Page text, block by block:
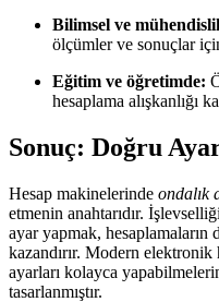
Bilimsel ve
ölçümler ve sonuçlar
Eğitim ve öğretimde:
hesaplama alışkanlığı
Sonuç: Doğru
Hesap makinelerinde ondalık
etmenin anahtarıdır.
ayar yapmak, hesaplamaların
kazandırır. Modern elektronik
ayarları kolayca
tasarlanmıştır.